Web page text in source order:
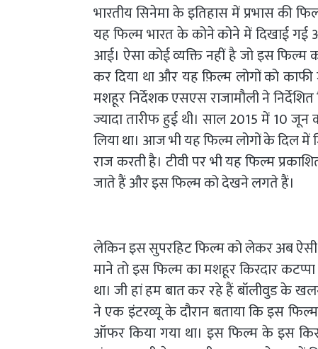
भारतीय सिनेमा के इतिहास में प्रभास की
यह फिल्म भारत के कोने कोने में दिखाई गई
आई। ऐसा कोई व्यक्ति नहीं है जो इस फिल्म
कर दिया था और यह फ़िल्म लोगों को
मशहूर निर्देशक एसएस राजामौली ने
ज्यादा तारीफ हुई थी। साल 2015 में 10
लिया था। आज भी यह फिल्म लोगों के दिल
राज करती है। टीवी पर भी यह फिल्म
जाते हैं और इस फिल्म को देखने लगते हैं।
लेकिन इस सुपरहिट फिल्म को लेकर अब ऐसी
माने तो इस फिल्म का मशहूर किरदार
था। जी हां हम बात कर रहे हैं बॉलीवुड के
ने एक इंटरव्यू के दौरान बताया कि इस
ऑफर किया गया था। इस फिल्म के इस